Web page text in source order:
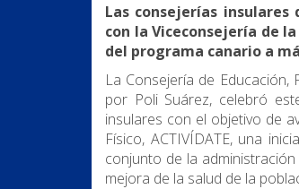
Las consejerías
con la Viceconsejería de
del programa canario a
La Consejería de
por Poli Suárez, celebró
insulares con el objetivo de
Físico, ACTIVÍDATE, una
conjunto de la
mejora de la salud de la